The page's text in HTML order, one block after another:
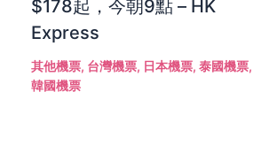
$178起，今朝9點 – HK
Express
其他機票, 台灣機票, 日本機票, 泰國機票,
韓國機票